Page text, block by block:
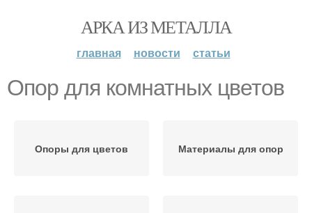
АРКА ИЗ МЕТАЛЛА
главная новости статьи
Опор для комнатных цветов
Опоры для цветов Материалы для опор